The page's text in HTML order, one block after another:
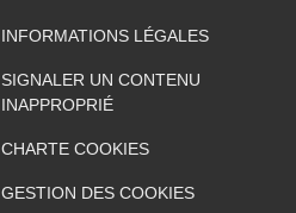
INFORMATIONS LÉGALES
SIGNALER UN CONTENU
INAPPROPRIÉ
CHARTE COOKIES
GESTION DES COOKIES